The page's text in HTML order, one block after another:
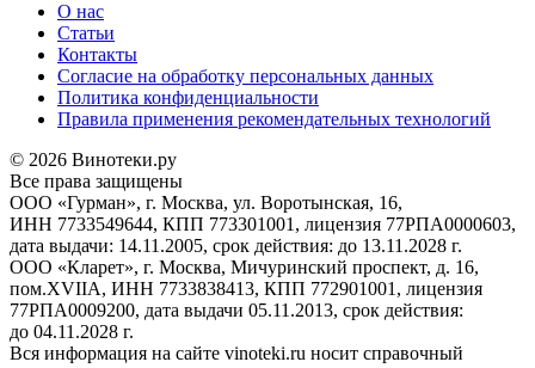
О нас
Статьи
Контакты
Согласие на обработку персональных данных
Политика конфиденциальности
Правила применения рекомендательных технологий
© 2026 Винотеки.ру
Все права защищены
ООО «Гурман», г. Москва, ул. Воротынская, 16,
ИНН 7733549644, КПП 773301001, лицензия 77РПА0000603,
дата выдачи: 14.11.2005, срок действия: до 13.11.2028 г.
ООО «Кларет», г. Москва, Мичуринский проспект, д. 16,
пом.XVIIA, ИНН 7733838413, КПП 772901001, лицензия
77РПА0009200, дата выдачи 05.11.2013, срок действия:
до 04.11.2028 г.
Вся информация на сайте vinoteki.ru носит справочный